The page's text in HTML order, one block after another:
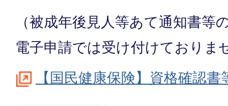
（被成年後見人等あて通知書等
電子申請では受け付けておりま
【国民健康保険】資格確認